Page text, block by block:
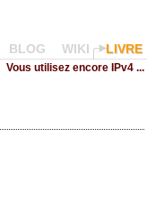
BLOG WIKI LIVRE
Vous utilisez encore IPv4 ...